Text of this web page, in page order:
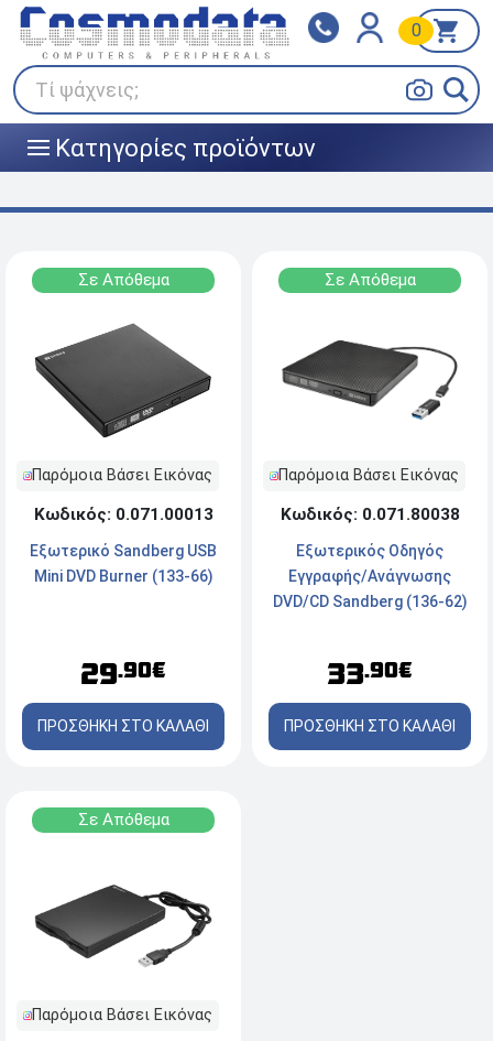
Τί ψάχνεις;
0
||| Κατηγορίες προϊόντων
Klarna
Πληρώστε σε 3
άτοκες δόσεις
BOX NOW
Σε Απόθεμα
Παρόμοια Βάσει Εικόνας
Κωδικός: 0.071.00013
Εξωτερικό Sandberg USB
Mini DVD Burner (133-66)
29.90€
ΠΡΟΣΘΗΚΗ ΣΤΟ ΚΑΛΑΘΙ
Σε Απόθεμα
Παρόμοια Βάσει Εικόνας
Κωδικός: 0.071.80038
Εξωτερικός Οδηγός
Εγγραφής/Ανάγνωσης
DVD/CD Sandberg (136-62)
33.90€
ΠΡΟΣΘΗΚΗ ΣΤΟ ΚΑΛΑΘΙ
Σε Απόθεμα
Παρόμοια Βάσει Εικόνας